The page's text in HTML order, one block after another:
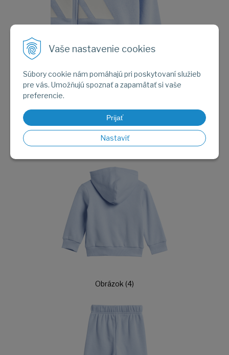
Vaše nastavenie cookies
Súbory cookie nám pomáhajú pri poskytovaní služieb
pre vás. Umožňujú spoznať a zapamätať si vaše
preferencie.
Prijať
Nastaviť
Obrázok (2)
Obrázok (4)